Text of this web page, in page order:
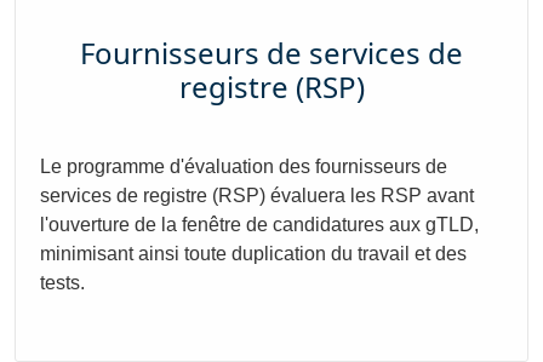
Fournisseurs de services de
registre (RSP)
Le programme d'évaluation des fournisseurs de
services de registre (RSP) évaluera les RSP avant
l'ouverture de la fenêtre de candidatures aux gTLD,
minimisant ainsi toute duplication du travail et des
tests.